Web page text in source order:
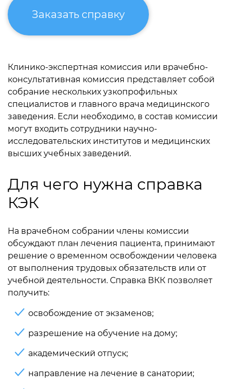
Заказать справку
Клинико-экспертная комиссия или врачебно-
консультативная комиссия представляет собой
собрание нескольких узкопрофильных
специалистов и главного врача медицинского
заведения. Если необходимо, в состав комиссии
могут входить сотрудники научно-
исследовательских институтов и медицинских
высших учебных заведений.
Для чего нужна справка
КЭК
На врачебном собрании члены комиссии
обсуждают план лечения пациента, принимают
решение о временном освобождении человека
от выполнения трудовых обязательств или от
учебной деятельности. Справка ВКК позволяет
получить:
освобождение от экзаменов;
разрешение на обучение на дому;
академический отпуск;
направление на лечение в санатории;